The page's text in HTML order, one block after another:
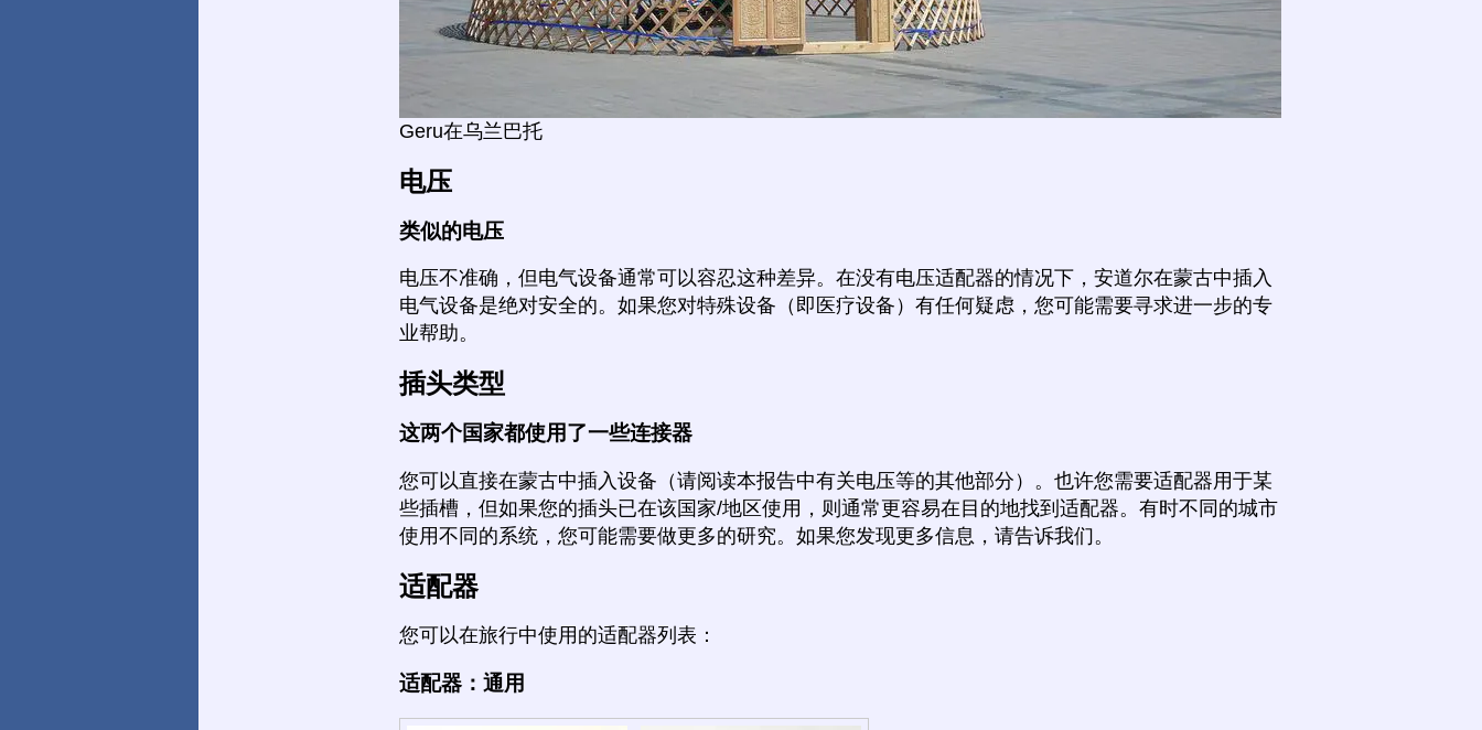
Geru在乌兰巴托
电压
类似的电压
电压不准确，但电气设备通常可以容忍这种差异。在没有电压适配器的情况下，安道尔在蒙古中插入
电气设备是绝对安全的。如果您对特殊设备（即医疗设备）有任何疑虑，您可能需要寻求进一步的专
业帮助。
插头类型
这两个国家都使用了一些连接器
您可以直接在蒙古中插入设备（请阅读本报告中有关电压等的其他部分）。也许您需要适配器用于某
些插槽，但如果您的插头已在该国家/地区使用，则通常更容易在目的地找到适配器。有时不同的城市
使用不同的系统，您可能需要做更多的研究。如果您发现更多信息，请告诉我们。
适配器
您可以在旅行中使用的适配器列表：
适配器：通用